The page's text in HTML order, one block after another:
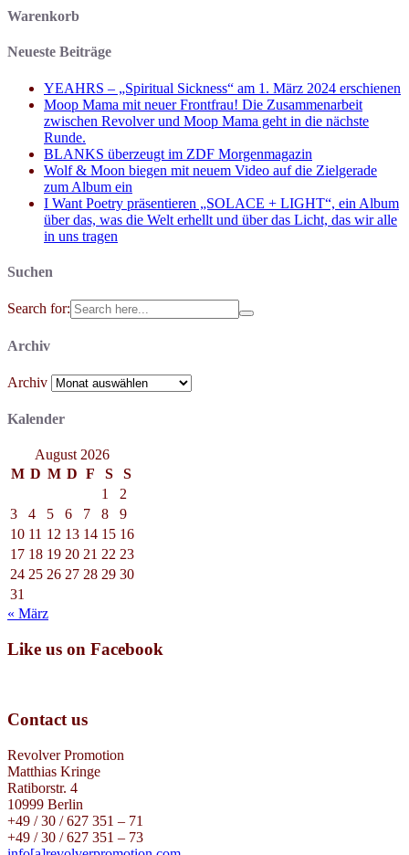
Warenkorb
Neueste Beiträge
YEAHRS – „Spiritual Sickness“ am 1. März 2024 erschienen
Moop Mama mit neuer Frontfrau! Die Zusammenarbeit
zwischen Revolver und Moop Mama geht in die nächste
Runde.
BLANKS überzeugt im ZDF Morgenmagazin
Wolf & Moon biegen mit neuem Video auf die Zielgerade
zum Album ein
I Want Poetry präsentieren „SOLACE + LIGHT“, ein Album
über das, was die Welt erhellt und über das Licht, das wir alle
in uns tragen
Suchen
Search for:
Archiv
Archiv
Kalender
August 2026
M D M D F S
S
1
2
3
4 5 6 7 8
9
10 11 12 13 14 15 16
17 18 19 20 21 22 23
24 25 26 27 28 29 30
31
« März
Like us on Facebook
Contact us
Revolver Promotion
Matthias Kringe
Ratiborstr. 4
10999 Berlin
+49 / 30 / 627 351 – 71
+49 / 30 / 627 351 – 73